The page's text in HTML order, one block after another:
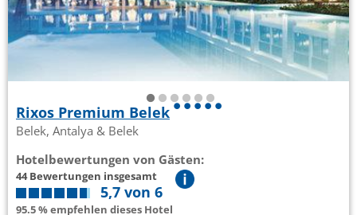
Rixos Premium Belek
Belek, Antalya & Belek
Hotelbewertungen von Gästen:
44 Bewertungen insgesamt
5,7 von 6
95.5 % empfehlen dieses Hotel